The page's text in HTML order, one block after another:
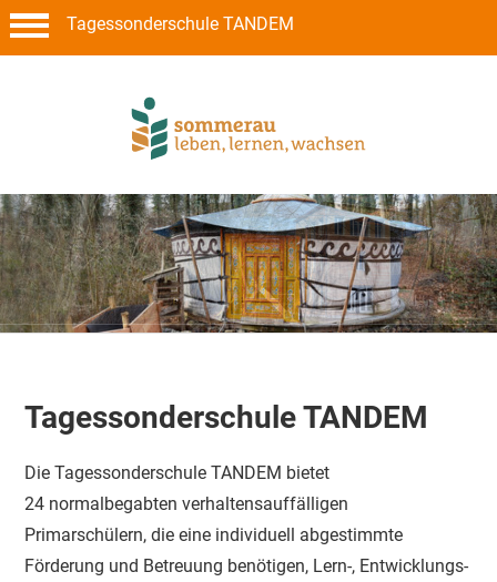
Tagessonderschule TANDEM
Tagessonderschule TANDEM
Die Tagessonderschule TANDEM bietet
24 normalbegabten verhaltensauffälligen
Primarschülern, die eine individuell abgestimmte
Förderung und Betreuung benötigen, Lern-, Entwicklungs-